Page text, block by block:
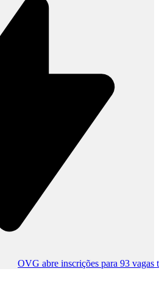
OVG abre inscrições para 93 vagas